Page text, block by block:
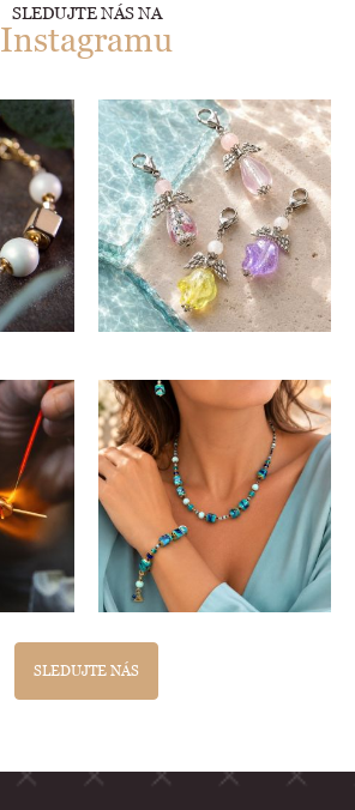
SLEDUJTE NÁS NA
Instagramu
SLEDUJTE NÁS